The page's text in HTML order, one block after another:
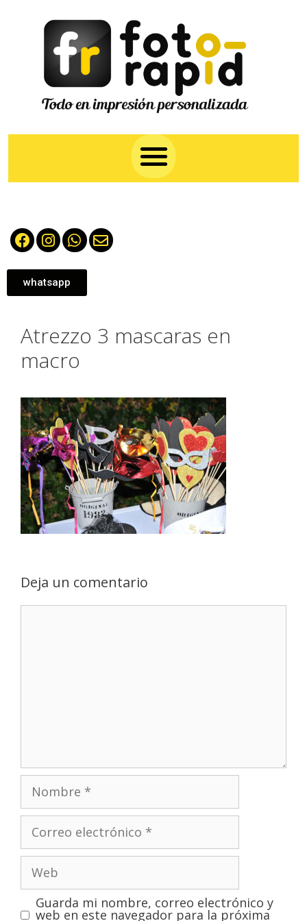
whatsapp
Atrezzo 3 mascaras en
macro
Deja un comentario
Guarda mi nombre, correo electrónico y
web en este navegador para la próxima